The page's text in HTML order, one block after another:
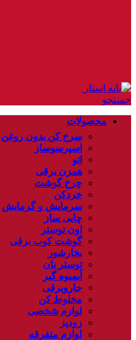
جستجو
محصولات
سرخ کن بدون روغن
اسپرسوساز
اتو
همزن برقی
چرخ گوشت
خردکن
سرمایش و گرمایش
چایی ساز
اون توستر
گوشت کوب برقی
بخارشور
توستر نان
آبمیوه گیر
جاروبرقی
مخلوط کن
لوازم شخصی
زودپز
لوازم متفرقه